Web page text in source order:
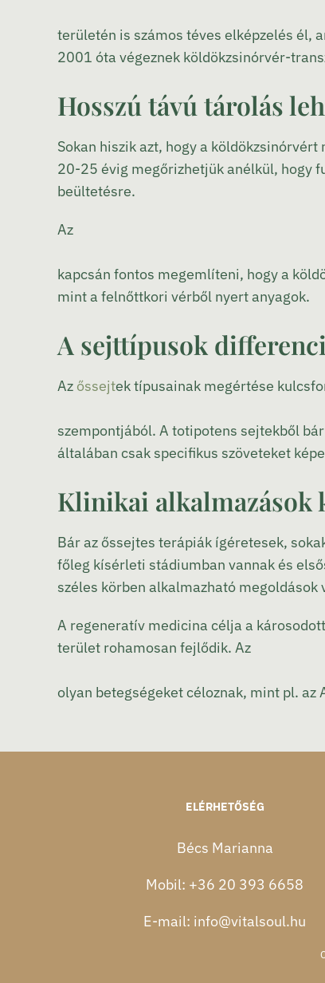
területén is számos téves elképzelés él,
2001 óta végeznek köldökzsinórvér-
Hosszú távú tárolás
Sokan hiszik azt, hogy a
20-25 évig megőrizhetjük anélkül, hogy
beültetésre.
Az
kapcsán fontos megemlíteni, hogy a
mint a felnőttkori vérből nyert anyagok.
A sejttípusok
Az őssejtek típusainak megértése
szempontjából. A totipotens sejtekből
általában csak specifikus szöveteket
Klinikai alkalmazások
Bár az őssejtes terápiák ígéretesek,
főleg kísérleti stádiumban vannak és
széles körben alkalmazható megoldások
A regeneratív medicina célja a
terület rohamosan fejlődik. Az
olyan betegségeket céloznak, mint pl.
ELÉRHETŐSÉG
Bécs Marianna
Mobil: +36 20 393 6658
E-mail: info@vitalsoul.hu